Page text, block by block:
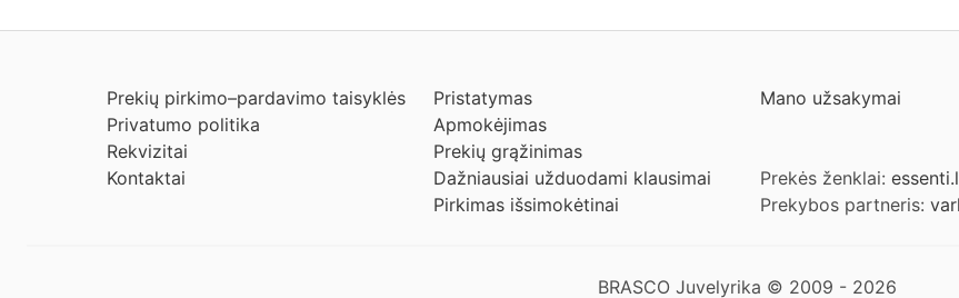
Prekių pirkimo–pardavimo taisyklės
Privatumo politika
Rekvizitai
Kontaktai
Pristatymas
Apmokėjimas
Prekių grąžinimas
Dažniausiai užduodami klausimai
Pirkimas išsimokėtinai
Mano užsakymai
Prekės ženklai:
Prekybos partneris:
BRASCO Juvelyrika © 2009 - 2026